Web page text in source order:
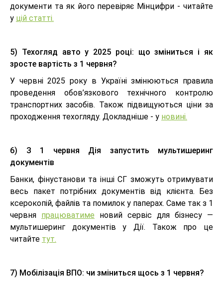
документи та як його перевіряє Мінцифри - читайте
у цій статті.
5) Техогляд авто у 2025 році: що зміниться і як
зросте вартість з 1 червня?
У червні 2025 року в Україні змінюються правила
проведення обов’язкового технічного контролю
транспортних засобів. Також підвищуються ціни за
проходження техогляду. Докладніше - у новині.
6) З 1 червня Дія запустить мультишеринг
документів
Банки, фінустанови та інші СГ зможуть отримувати
весь пакет потрібних документів від клієнта. Без
ксерокопій, файлів та помилок у паперах. Саме так з 1
червня працюватиме новий сервіс для бізнесу —
мультишеринг документів у Дії. Також про це
читайте тут.
7) Мобілізація ВПО: чи зміниться щось з 1 червня?